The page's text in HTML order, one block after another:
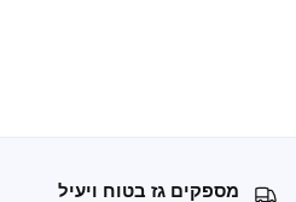
מספקים גז בטוח ויעיל